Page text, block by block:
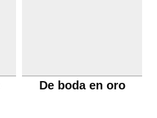
De boda en oro